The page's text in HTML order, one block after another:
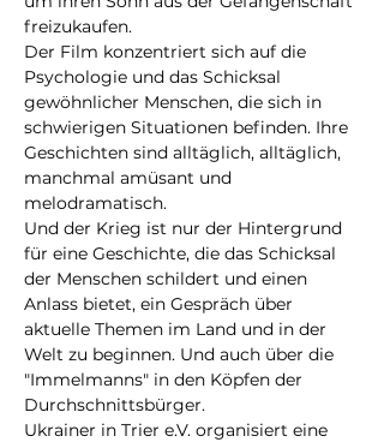
freizukaufen.
Der Film konzentriert sich auf die
Psychologie und das Schicksal
gewöhnlicher Menschen, die sich in
schwierigen Situationen befinden. Ihre
Geschichten sind alltäglich, alltäglich,
manchmal amüsant und
melodramatisch.
Und der Krieg ist nur der Hintergrund
für eine Geschichte, die das Schicksal
der Menschen schildert und einen
Anlass bietet, ein Gespräch über
aktuelle Themen im Land und in der
Welt zu beginnen. Und auch über die
"Immelmanns" in den Köpfen der
Durchschnittsbürger.
Ukrainer in Trier e.V. organisiert eine